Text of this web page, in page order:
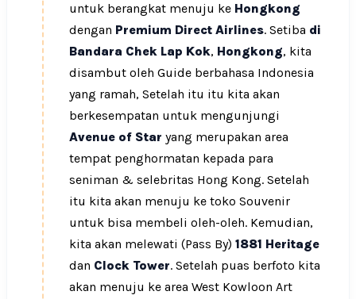
untuk berangkat menuju ke Hongkong
dengan Premium Direct Airlines. Setiba di
Bandara Chek Lap Kok, Hongkong, kita
disambut oleh Guide berbahasa Indonesia
yang ramah, Setelah itu itu kita akan
berkesempatan untuk mengunjungi
Avenue of Star yang merupakan area
tempat penghormatan kepada para
seniman & selebritas Hong Kong. Setelah
itu kita akan menuju ke toko Souvenir
untuk bisa membeli oleh-oleh. Kemudian,
kita akan melewati (Pass By) 1881 Heritage
dan Clock Tower. Setelah puas berfoto kita
akan menuju ke area West Kowloon Art